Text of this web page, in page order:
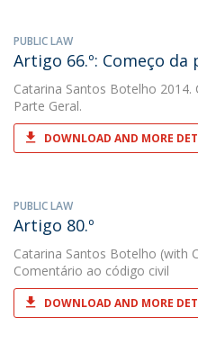
PUBLIC LAW
Artigo 66.º: Começo da
Catarina Santos Botelho 2014.
Parte Geral.
DOWNLOAD AND MORE
PUBLIC LAW
Artigo 80.º
Catarina Santos Botelho (with
Comentário ao código civil
DOWNLOAD AND MORE